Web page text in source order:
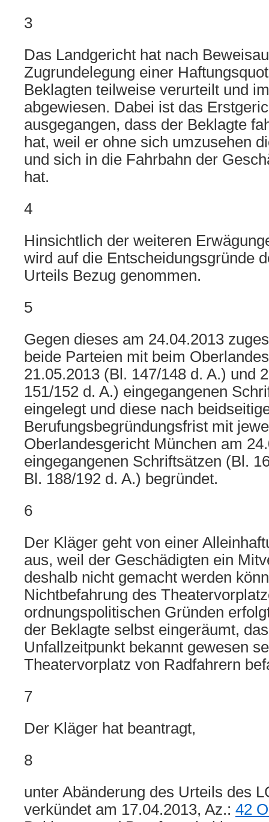
3
Das Landgericht hat nach
Zugrundelegung einer
Beklagten teilweise verurteilt und
abgewiesen. Dabei ist das
ausgegangen, dass der Beklagte
hat, weil er ohne sich umzusehen
und sich in die Fahrbahn der
hat.
4
Hinsichtlich der weiteren
wird auf die Entscheidungsgründe
Urteils Bezug genommen.
5
Gegen dieses am 24.04.2013
beide Parteien mit beim
21.05.2013 (Bl. 147/148 d. A.) und
151/152 d. A.) eingegangenen
eingelegt und diese nach
Berufungsbegründungsfrist mit
Oberlandesgericht München am
eingegangenen Schriftsätzen (Bl.
Bl. 188/192 d. A.) begründet.
6
Der Kläger geht von einer
aus, weil der Geschädigten ein
deshalb nicht gemacht werden
Nichtbefahrung des
ordnungspolitischen Gründen
der Beklagte selbst eingeräumt,
Unfallzeitpunkt bekannt gewesen
Theatervorplatz von Radfahrern
7
Der Kläger hat beantragt,
8
unter Abänderung des Urteils des
verkündet am 17.04.2013, Az.: 42